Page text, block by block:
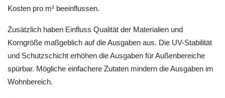
Kosten pro m² beeinflussen.
Zusätzlich haben Einfluss Qualität der Materialien und
Korngröße maßgeblich auf die Ausgaben aus. Die UV-Stabilität
und Schutzschicht erhöhen die Ausgaben für Außenbereiche
spürbar. Mögliche einfachere Zutaten mindern die Ausgaben im
Wohnbereich.